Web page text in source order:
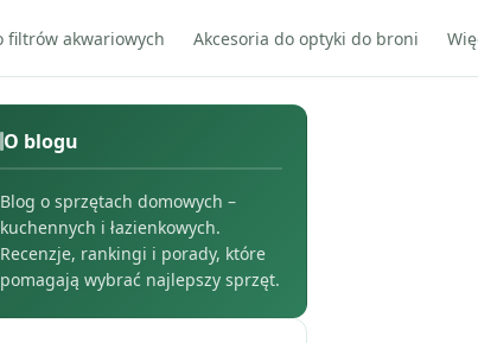
filtrów akwariowych Akcesoria do optyki do broni
O blogu
Blog o sprzętach domowych –
kuchennych i łazienkowych.
Recenzje, rankingi i porady, które
pomagają wybrać najlepszy sprzęt.